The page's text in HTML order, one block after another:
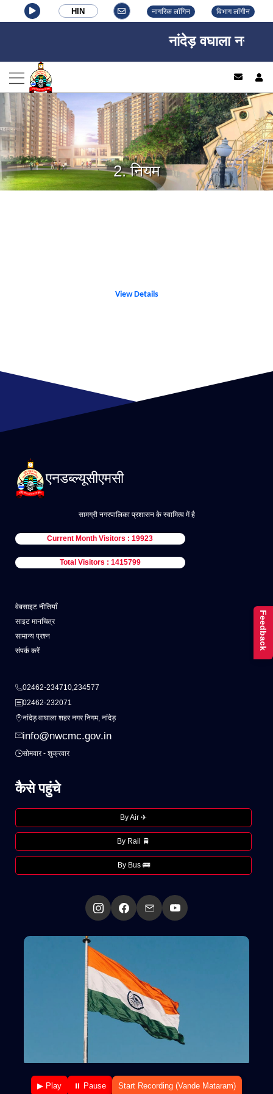
HIN नागरिक लॉगिन विभाग लॉगीन
नांदेड़ वघाला नगर
2. नियम
View Details
एनडब्ल्यूसीएमसी
सामग्री नगरपालिका प्रशासन के स्वामित्व में है
Current Month Visitors : 19923
Total Visitors : 1415799
वेबसाइट नीतियाँ
साइट मानचित्र
सामान्य प्रश्न
संपर्क करें
02462-234710,234577
02462-232071
नांदेड़ वाघाला शहर नगर निगम, नांदेड़
info@nwcmc.gov.in
सोमवार - शुक्रवार
कैसे पहुंचे
By Air ✈
By Rail 🚆
By Bus 🚌
▶ Play ⏸ Pause Start Recording (Vande Mataram)
Feedback